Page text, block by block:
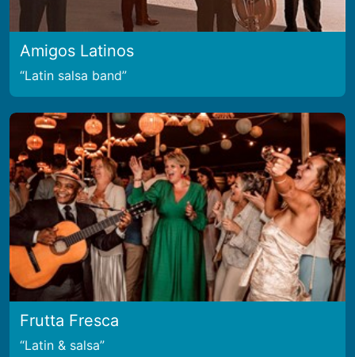
Amigos Latinos
Latin salsa band
Frutta Fresca
Latin & salsa